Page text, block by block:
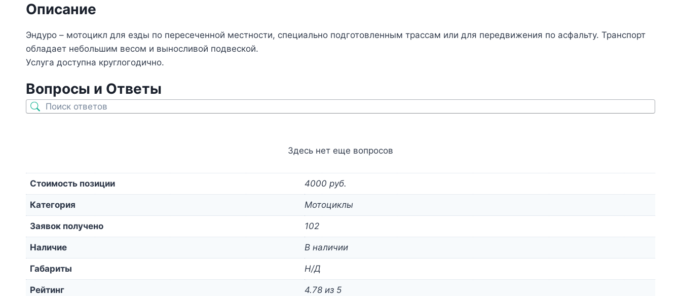
Описание
Эндуро – мотоцикл для езды по пересеченной местности, специально подготовленным трассам или для передвижения по асфальту. Транспорт
обладает небольшим весом и выносливой подвеской.
Услуга доступна круглогодично.
Вопросы и Ответы
Здесь нет еще вопросов
Стоимость позиции 4000 руб.
Категория Мотоциклы
Заявок получено 102
Наличие В наличии
Габариты Н/Д
Рейтинг 4.78 из 5